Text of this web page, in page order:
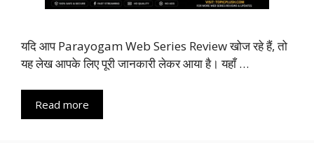
यदि आप Parayogam Web Series Review खोज रहे हैं, तो
यह लेख आपके लिए पूरी जानकारी लेकर आया है। यहाँ …
Read more